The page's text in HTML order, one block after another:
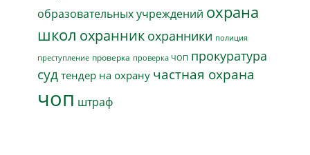
образовательных учреждений охрана
школ охранник охранники полиция
преступление проверка проверка ЧОП прокуратура
суд тендер на охрану частная охрана
чоп штраф